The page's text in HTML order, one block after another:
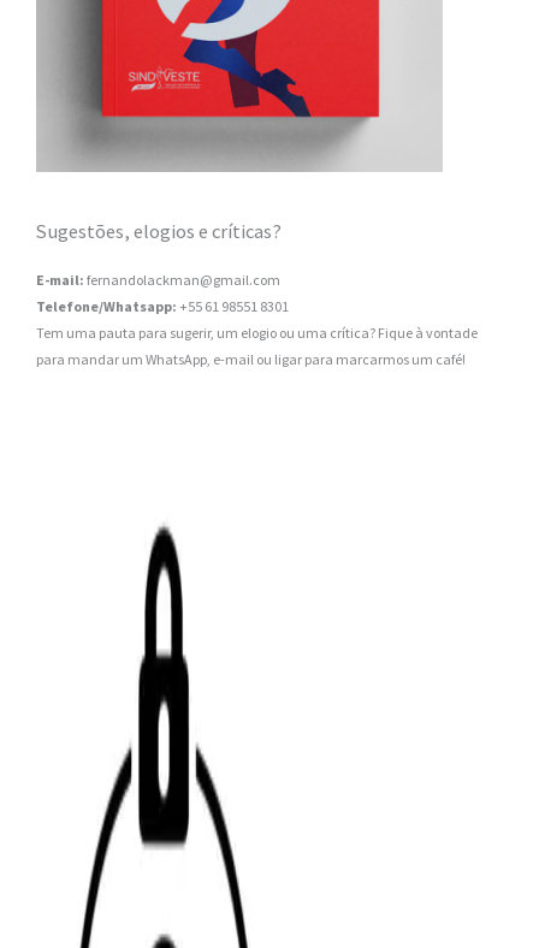
Sugestões, elogios e críticas?
E-mail: fernandolackman@gmail.com
Telefone/Whatsapp: +55 61 98551 8301
Tem uma pauta para sugerir, um elogio ou uma crítica? Fique à vontade
para mandar um WhatsApp, e-mail ou ligar para marcarmos um café!